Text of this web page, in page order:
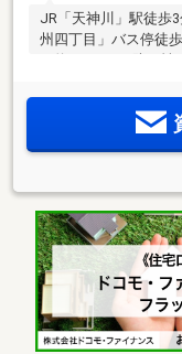
JR「天神川」駅徒歩
州四丁目」バス停徒
ーションタワー天神